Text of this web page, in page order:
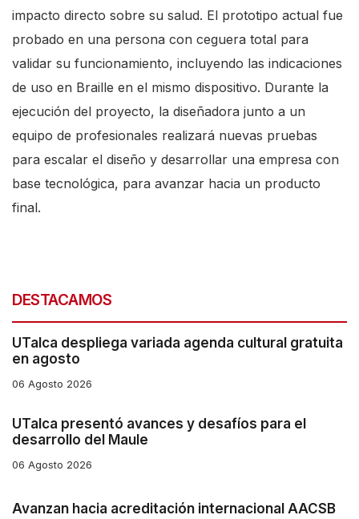
impacto directo sobre su salud. El prototipo actual fue
probado en una persona con ceguera total para
validar su funcionamiento, incluyendo las indicaciones
de uso en Braille en el mismo dispositivo. Durante la
ejecución del proyecto, la diseñadora junto a un
equipo de profesionales realizará nuevas pruebas
para escalar el diseño y desarrollar una empresa con
base tecnológica, para avanzar hacia un producto
final.
DESTACAMOS
UTalca despliega variada agenda cultural gratuita
en agosto
06 Agosto 2026
UTalca presentó avances y desafíos para el
desarrollo del Maule
06 Agosto 2026
Avanzan hacia acreditación internacional AACSB